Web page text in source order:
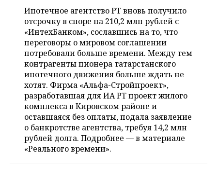
ТОРГОВЫЕ ЦЕНТРЫ
ИНВЕСТИЦИИ
МАШИНОСТРОЕНИЕ
НЕФТЕХИМИЯ
НЕФТЬ
ОПК
ЭНЕРГЕТИКА
НОВОСТИ БИЗНЕСА
РОЗНИЧНАЯ ТОРГОВЛЯ
ТРАНСПОРТ
ТЕХНОЛОГИИ
НОВОСТИ ТЕХНОЛОГИЙ
ТЕЛЕКОММУНИКАЦИИ
МЕРОПРИЯТИЯ
НОВОСТИ МЕРОПРИЯТИЙ
ВЫЕЗДНАЯ РЕДАКЦИЯ
БИЗНЕС-БРАНЧИ
ONLINE-КОНФЕРЕНЦИИ
СПОРТ
НОВОСТИ СПОРТА
ФУТБОЛ
ХОККЕЙ
ОБЩЕСТВО
НОВОСТИ ОБЩЕСТВА
ВЛАСТЬ
ФОТОГАЛЕРЕЯ
СЮЖЕТЫ
Ипотечное агентство РТ вновь получило
отсрочку в споре на 210,2 млн рублей с
«ИнтехБанком», сославшись на то, что
переговоры о мировом соглашении
потребовали больше времени. Между тем
контрагенты пионера татарстанского
ипотечного движения больше ждать не
хотят. Фирма «Альфа-Стройпроект»,
разработавшая для ИА РТ проект жилого
комплекса в Кировском районе и
оставшаяся без оплаты, подала заявление
о банкротстве агентства, требуя 14,2 млн
рублей долга. Подробнее — в материале
«Реального времени».